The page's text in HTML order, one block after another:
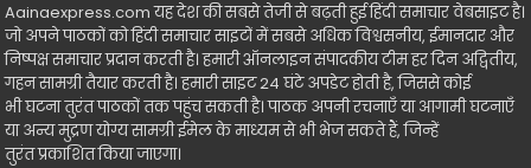
Aainaexpress.com यह देश की सबसे तेजी से बढ़ती हुई हिंदी समाचार वेबसाइट है।
जो अपने पाठकों को हिंदी समाचार साइटों में सबसे अधिक विश्वसनीय, ईमानदार और
निष्पक्ष समाचार प्रदान करती है। हमारी ऑनलाइन संपादकीय टीम हर दिन अद्वितीय,
गहन सामग्री तैयार करती है। हमारी साइट 24 घंटे अपडेट होती है, जिससे कोई
भी घटना तुरंत पाठकों तक पहुंच सकती है। पाठक अपनी रचनाएँ या आगामी घटनाएँ
या अन्य मुद्रण योग्य सामग्री ईमेल के माध्यम से भी भेज सकते हैं, जिन्हें
तुरंत प्रकाशित किया जाएगा।